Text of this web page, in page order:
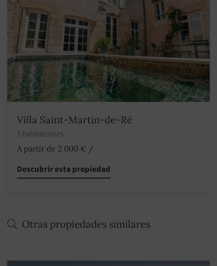
Villa Saint-Martin-de-Ré
5 habitaciones
A partir de 2 000 € /
Descubrir esta propiedad
Otras propiedades similares